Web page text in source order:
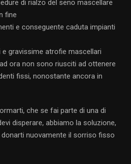
di rialzo del seno mascellare
fine
e conseguente caduta impianti
e gravissime atrofie mascellari
ora non sono riusciti ad ottenere
fissi, nonostante ancora in
che se fai parte di una di
disperare, abbiamo la soluzione,
donarti nuovamente il sorriso fisso